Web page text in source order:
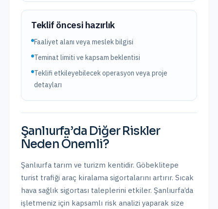
Teklif öncesi hazırlık
Faaliyet alanı veya meslek bilgisi
Teminat limiti ve kapsam beklentisi
Teklifi etkileyebilecek operasyon veya proje
detayları
Şanlıurfa’da Diğer Riskler
Neden Önemli?
Şanlıurfa tarım ve turizm kentidir. Göbeklitepe
turist trafiği araç kiralama sigortalarını artırır. Sıcak
hava sağlık sigortası taleplerini etkiler. Şanlıurfa’da
işletmeniz için kapsamlı risk analizi yaparak size